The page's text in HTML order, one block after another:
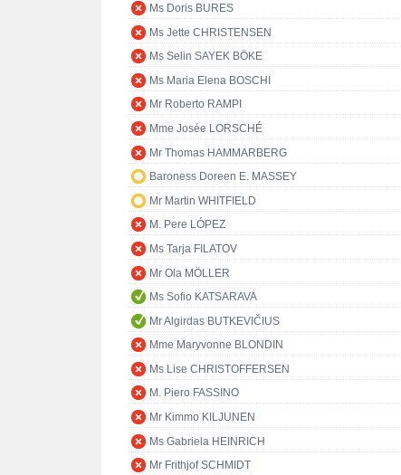
Ms Doris BURES
Ms Jette CHRISTENSEN
Ms Selin SAYEK BÖKE
Ms Maria Elena BOSCHI
Mr Roberto RAMPI
Mme Josée LORSCHÉ
Mr Thomas HAMMARBERG
Baroness Doreen E. MASSEY
Mr Martin WHITFIELD
M. Pere LÓPEZ
Ms Tarja FILATOV
Mr Ola MÖLLER
Ms Sofio KATSARAVA
Mr Algirdas BUTKEVIČIUS
Mme Maryvonne BLONDIN
Ms Lise CHRISTOFFERSEN
M. Piero FASSINO
Mr Kimmo KILJUNEN
Ms Gabriela HEINRICH
Mr Frithjof SCHMIDT